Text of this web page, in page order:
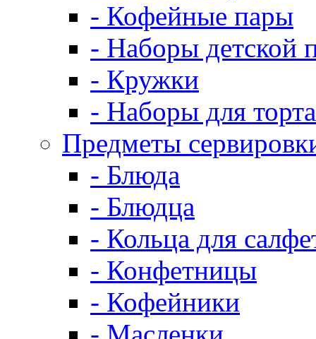
- Кофейные пары
- Наборы детской
- Кружки
- Наборы для торта
Предметы
- Блюда
- Блюдца
- Кольца для
- Конфетницы
- Кофейники